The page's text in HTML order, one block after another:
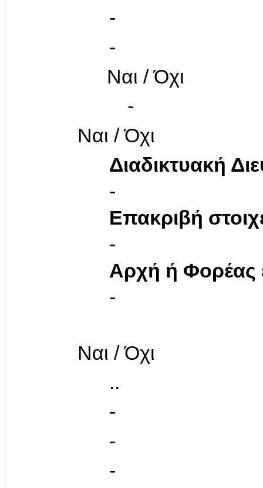
-
-
Ναι / Όχι
-
Ναι / Όχι
Διαδικτυακή
-
Επακριβή
-
Αρχή ή Φορέας
-
Ναι / Όχι
..
-
-
-